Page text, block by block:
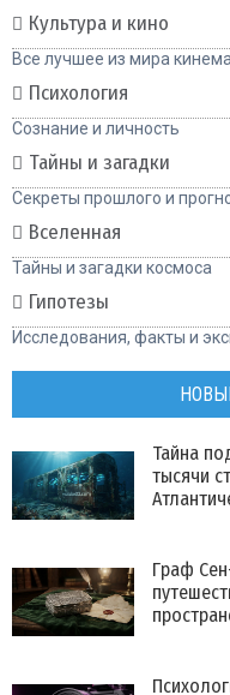
Культура и кино
Все лучшее из мира
Психология
Сознание и личность
Тайны и загадки
Секреты прошлого и
Вселенная
Тайны и загадки космоса
Гипотезы
Исследования, факты и
Тайна
тысячи
Граф